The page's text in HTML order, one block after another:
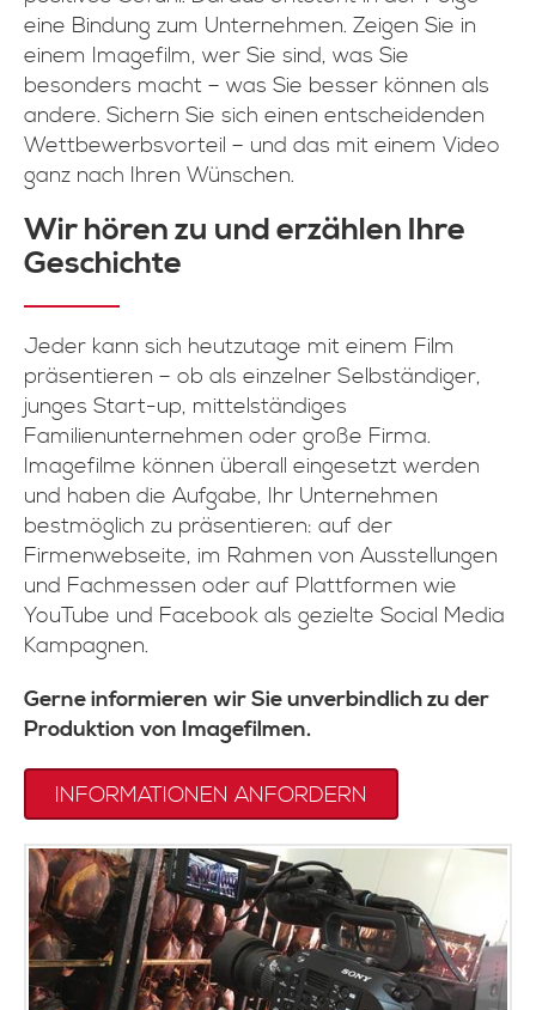
eine Bindung zum Unternehmen. Zeigen Sie in
einem Imagefilm, wer Sie sind, was Sie
besonders macht – was Sie besser können als
andere. Sichern Sie sich einen entscheidenden
Wettbewerbsvorteil – und das mit einem Video
ganz nach Ihren Wünschen.
Wir hören zu und erzählen Ihre
Geschichte
Jeder kann sich heutzutage mit einem Film
präsentieren – ob als einzelner Selbständiger,
junges Start-up, mittelständiges
Familienunternehmen oder große Firma.
Imagefilme können überall eingesetzt werden
und haben die Aufgabe, Ihr Unternehmen
bestmöglich zu präsentieren: auf der
Firmenwebseite, im Rahmen von Ausstellungen
und Fachmessen oder auf Plattformen wie
YouTube und Facebook als gezielte Social Media
Kampagnen.
Gerne informieren wir Sie unverbindlich zu der
Produktion von Imagefilmen.
INFORMATIONEN ANFORDERN